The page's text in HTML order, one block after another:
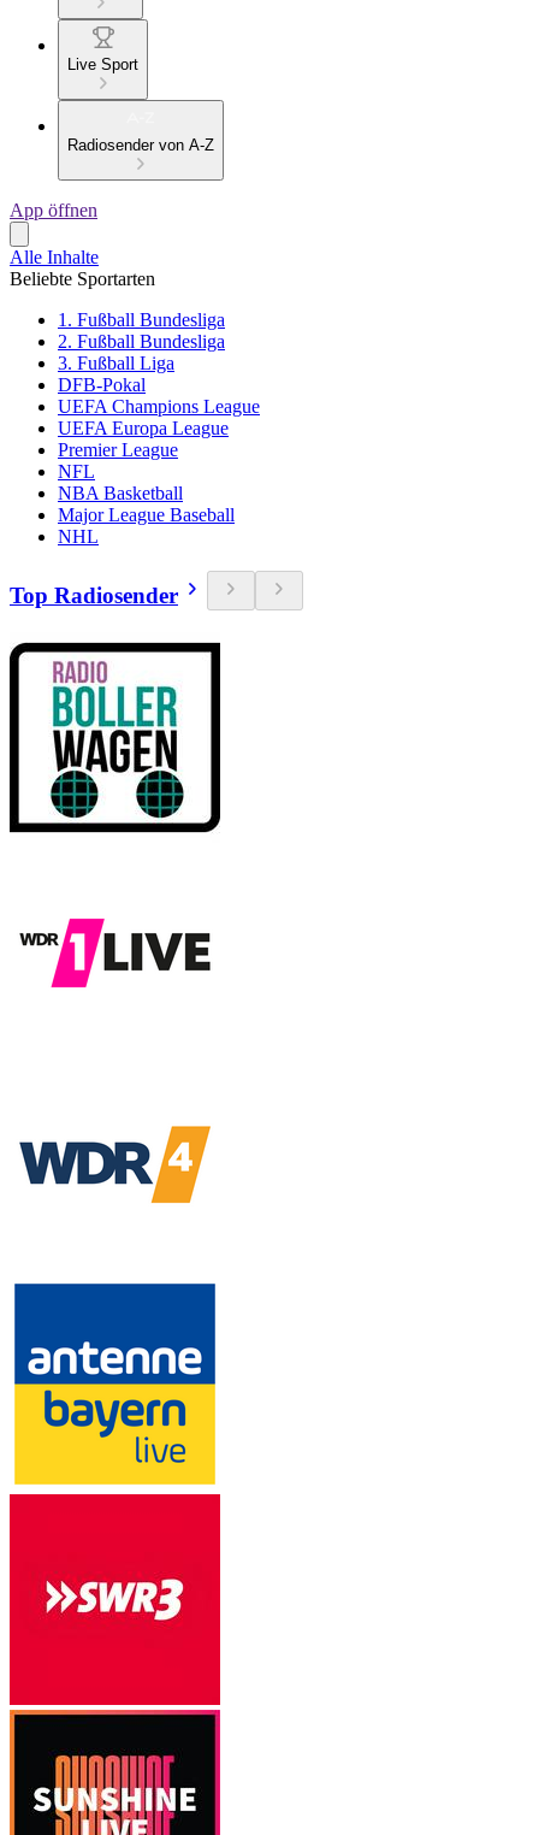
Live Sport
Radiosender von A-Z
App öffnen
Alle Inhalte
Beliebte Sportarten
1. Fußball Bundesliga
2. Fußball Bundesliga
3. Fußball Liga
DFB-Pokal
UEFA Champions League
UEFA Europa League
Premier League
NFL
NBA Basketball
Major League Baseball
NHL
Top Radiosender